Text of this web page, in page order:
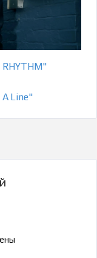
Line"